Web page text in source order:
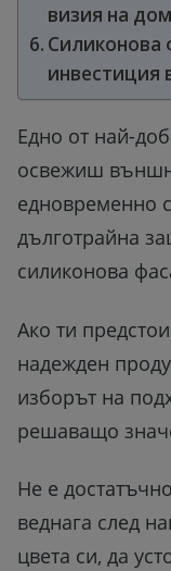
визия на
Силиконова
инвестиция
Едно от най-
освежиш
едновременно
дълготрайна
силиконова
Ако ти
надежден
изборът на
решаващо
Не е
веднага след
цвета си, да